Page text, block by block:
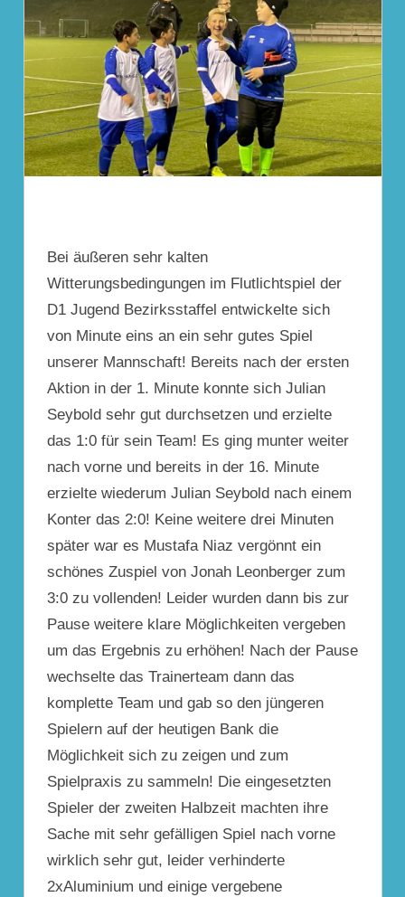
Bei äußeren sehr kalten
Witterungsbedingungen im Flutlichtspiel der
D1 Jugend Bezirksstaffel entwickelte sich
von Minute eins an ein sehr gutes Spiel
unserer Mannschaft! Bereits nach der ersten
Aktion in der 1. Minute konnte sich Julian
Seybold sehr gut durchsetzen und erzielte
das 1:0 für sein Team! Es ging munter weiter
nach vorne und bereits in der 16. Minute
erzielte wiederum Julian Seybold nach einem
Konter das 2:0! Keine weitere drei Minuten
später war es Mustafa Niaz vergönnt ein
schönes Zuspiel von Jonah Leonberger zum
3:0 zu vollenden! Leider wurden dann bis zur
Pause weitere klare Möglichkeiten vergeben
um das Ergebnis zu erhöhen! Nach der Pause
wechselte das Trainerteam dann das
komplette Team und gab so den jüngeren
Spielern auf der heutigen Bank die
Möglichkeit sich zu zeigen und zum
Spielpraxis zu sammeln! Die eingesetzten
Spieler der zweiten Halbzeit machten ihre
Sache mit sehr gefälligen Spiel nach vorne
wirklich sehr gut, leider verhinderte
2xAluminium und einige vergebene